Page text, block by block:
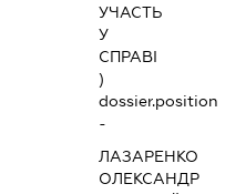
УЧАСТЬ
У
СПРАВІ
)
dossier.position
-
ЛАЗАРЕНКО
ОЛЕКСАНДР